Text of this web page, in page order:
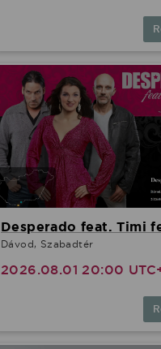
Desperado feat. Timi
Dávod, Szabadtér
2026.08.01 20:00